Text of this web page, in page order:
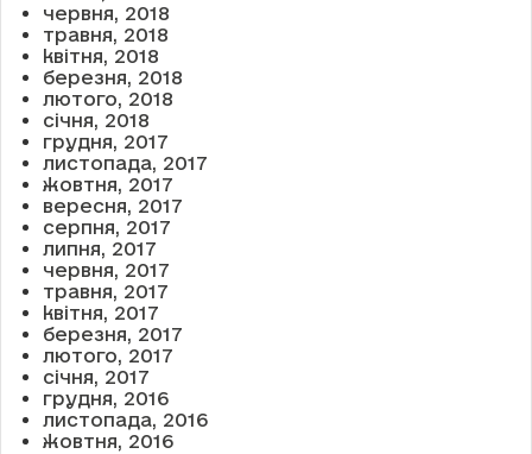
червня, 2018
травня, 2018
квітня, 2018
березня, 2018
лютого, 2018
січня, 2018
грудня, 2017
листопада, 2017
жовтня, 2017
вересня, 2017
серпня, 2017
липня, 2017
червня, 2017
травня, 2017
квітня, 2017
березня, 2017
лютого, 2017
січня, 2017
грудня, 2016
листопада, 2016
жовтня, 2016